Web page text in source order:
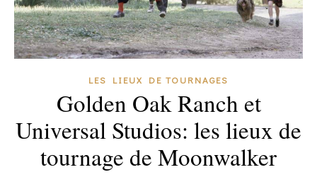
LES LIEUX DE TOURNAGES
Golden Oak Ranch et
Universal Studios: les lieux de
tournage de Moonwalker